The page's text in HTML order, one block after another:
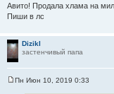
Авито! Продала хлама на
Пиши в лс
Dizikl
застенчивый папа
Пн Июн 10, 2019 0:33